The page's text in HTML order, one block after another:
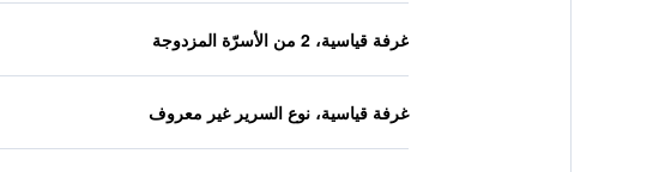
غرفة قياسية، 2 من الأسرّة المزدوجة
غرفة قياسية، نوع السرير غير معروف